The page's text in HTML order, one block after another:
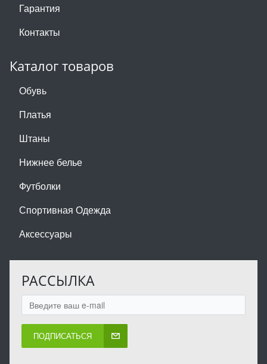
Гарантия
Контакты
Каталог товаров
Обувь
Платья
Штаны
Нижнее белье
Футболки
Спортивная Одежда
Аксессуары
РАССЫЛКА
ПОДПИСАТЬСЯ